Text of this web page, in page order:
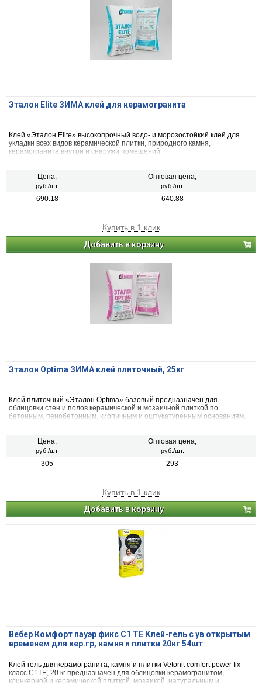
Эталон Elite ЗИМА клей для керамогранита
Клей «Эталон Elite» высокопрочный водо- и морозостойкий клей для
укладки всех видов керамической плитки, природного камня,
керамогранита внутри и снаружи помещений.
Цена,
руб./шт.
Оптовая цена,
руб./шт.
690.18 640.88
Купить в 1 клик
Добавить в корзину
Эталон Optima ЗИМА клей плиточный, 25кг
Клей плиточный «Эталон Optima» базовый предназначен для
облицовки стен и полов керамической и мозаичной плиткой по
бетонным, пенобетонным, кирпичным и оштукатуренным основаниям.
Цена,
руб./шт.
Оптовая цена,
руб./шт.
305 293
Купить в 1 клик
Добавить в корзину
Вебер Комфорт пауэр фикс С1 ТЕ Клей-гель с ув открытым
временем для кер.гр, камня и плитки 20кг 54шт
Клей-гель для керамогранита, камня и плитки Vetonit comfort power fix
класс C1TE, 20 кг предназначен для облицовки керамогранитом,
клинкерной и керамической плиткой, мозаикой, натуральным и